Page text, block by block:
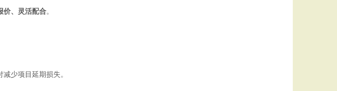
价、灵活配合。
少项目延期损失。